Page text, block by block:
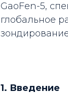
GaoFen-5,
глобальное
1. Введение